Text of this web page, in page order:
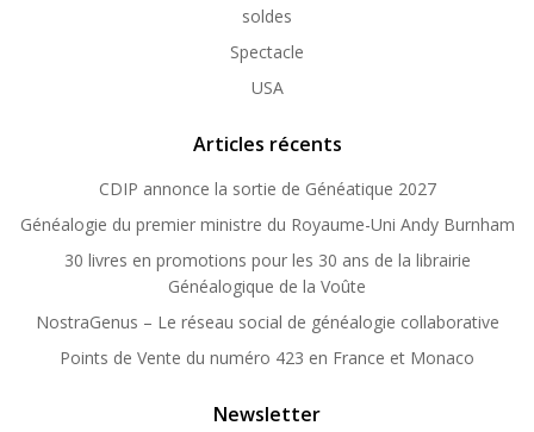
soldes
Spectacle
USA
Articles récents
CDIP annonce la sortie de Généatique 2027
Généalogie du premier ministre du Royaume-Uni Andy Burnham
30 livres en promotions pour les 30 ans de la librairie
Généalogique de la Voûte
NostraGenus – Le réseau social de généalogie collaborative
Points de Vente du numéro 423 en France et Monaco
Newsletter